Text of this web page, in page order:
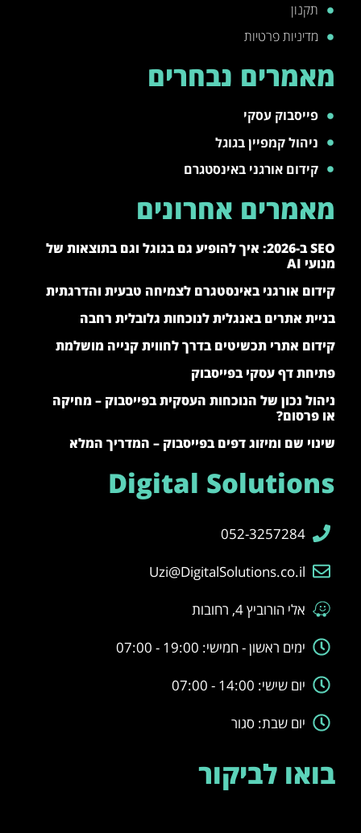
תקנון
מדיניות פרטיות
מאמרים נבחרים
פייסבוק עסקי
ניהול קמפיין בגוגל
קידום אורגני באינסטגרם
מאמרים אחרונים
SEO ב-2026: איך להופיע גם בגוגל וגם בתוצאות של
מנועי AI
קידום אורגני באינסטגרם לצמיחה טבעית והדרגתית
בניית אתרים באנגלית לנוכחות גלובלית רחבה
קידום אתרי תכשיטים בדרך לחווית קנייה מושלמת
פתיחת דף עסקי בפייסבוק
ניהול נכון של הנוכחות העסקית בפייסבוק – מחיקה
או פרסום?
שינוי שם ומיזוג דפים בפייסבוק – המדריך המלא
Digital Solutions
052-3257284
Uzi@DigitalSolutions.co.il
אלי הורוביץ 4, רחובות
ימים ראשון - חמישי: 19:00 - 07:00
יום שישי: 14:00 - 07:00
יום שבת: סגור
בואו לביקור